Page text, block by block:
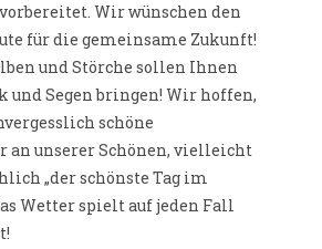
Wir wünschen den
für die gemeinsame Zukunft!
und Störche sollen Ihnen
und Segen bringen! Wir hoffen,
schöne
an unserer Schönen, vielleicht
„der schönste Tag im
Wetter spielt auf jeden Fall